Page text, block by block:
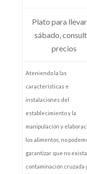
Plato para
sábado,
precios
Ateniendo la las
características e
instalaciones del
establecimiento y la
manipulación y
los alimentos, no
garantizar que no exista
contaminación cruzada